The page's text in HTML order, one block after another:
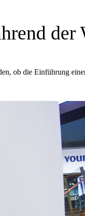
der
ob die Einführung